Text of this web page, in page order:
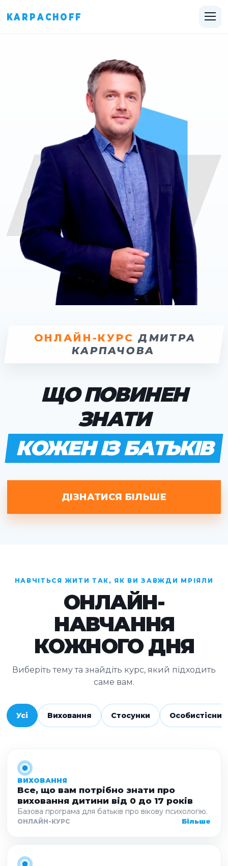
KARPACHOFF
ОНЛАЙН-КУРС ДМИТРА
КАРПАЧОВА
ЩО ПОВИНЕН
ЗНАТИ
КОЖЕН ІЗ БАТЬКІВ
ДІЗНАТИСЯ БІЛЬШЕ
НАВЧІТЬСЯ ЖИТИ ТАК, ЯК ВИ ЗАВЖДИ МРІЯЛИ
ОНЛАЙН-
НАВЧАННЯ
КОЖНОГО ДНЯ
Виберіть тему та знайдіть курс, який підходить
саме вам.
Усі Виховання Стосунки
ВИХОВАННЯ
Все, що вам потрібно знати про
виховання дитини від 0 до 17 років
Базова програма для батьків про вікову психологію.
ОНЛАЙН-КУРС Більше